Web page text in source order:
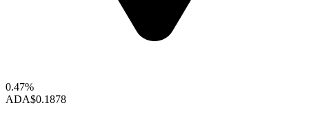
0.47%
ADA$0.1878